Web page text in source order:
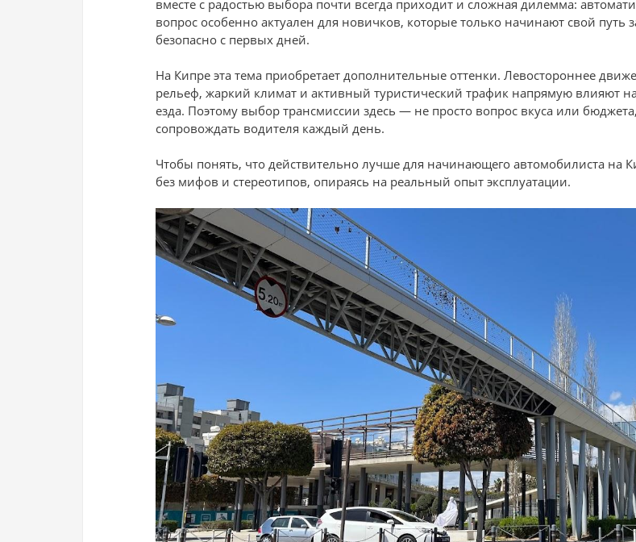
вместе с радостью выбора почти всегда приходит и сложная дилемма:
вопрос особенно актуален для новичков, которые только начинают свой путь
безопасно с первых дней.
На Кипре эта тема приобретает дополнительные оттенки. Левостороннее
рельеф, жаркий климат и активный туристический трафик напрямую влияют
езда. Поэтому выбор трансмиссии здесь — не просто вопрос вкуса или
сопровождать водителя каждый день.
Чтобы понять, что действительно лучше для начинающего автомобилиста на
без мифов и стереотипов, опираясь на реальный опыт эксплуатации.